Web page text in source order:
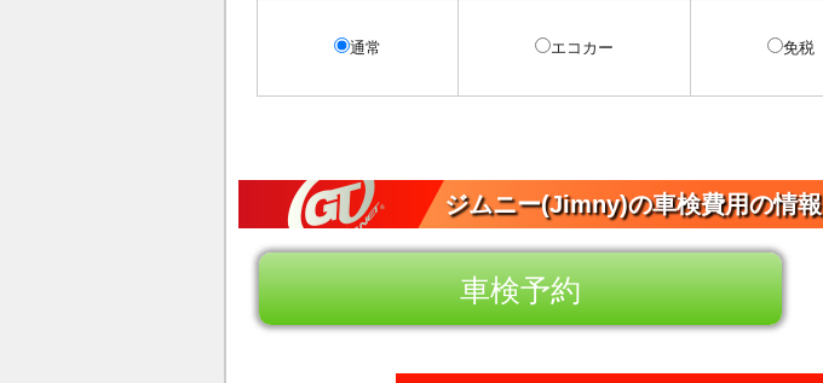
通常 エコカー 免税
ジムニー(Jimny)の車検費用の情報
車検予約